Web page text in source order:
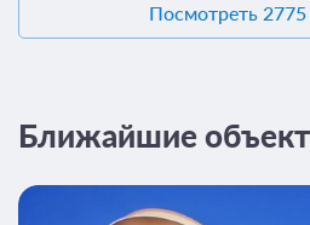
Посмотреть 2775
Ближайшие